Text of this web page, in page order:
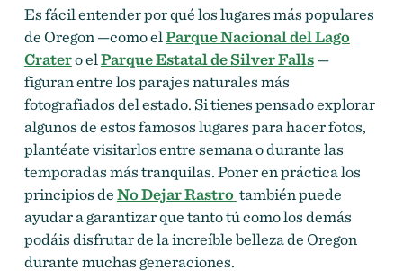
Es fácil entender por qué los lugares más populares
de Oregon —como elParque Nacional del Lago
Cratero elParque Estatal de Silver Falls—
figuran entre los parajes naturales más
fotografiados del estado. Si tienes pensado explorar
algunos de estos famosos lugares para hacer fotos,
plantéate visitarlos entre semana o durante las
temporadas más tranquilas. Poner en práctica los
principios deNo Dejar Rastro también puede
ayudar a garantizar que tanto tú como los demás
podáis disfrutar de la increíble belleza de Oregon
durante muchas generaciones.